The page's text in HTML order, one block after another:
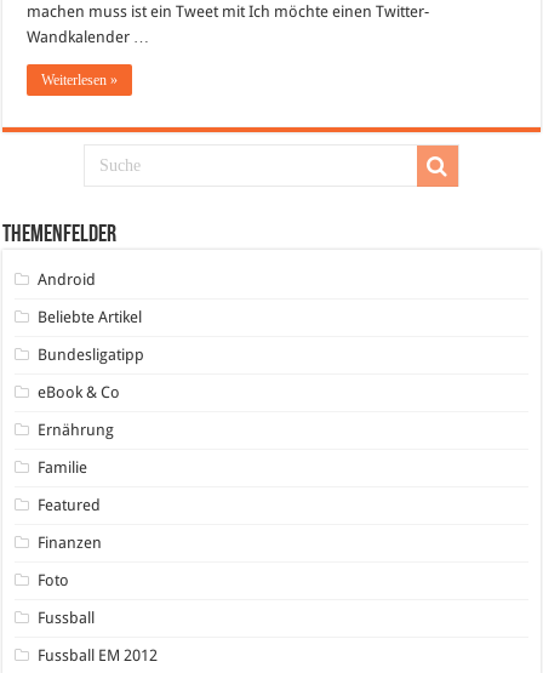
machen muss ist ein Tweet mit Ich möchte einen Twitter-
Wandkalender …
Weiterlesen »
Themenfelder
Android
Beliebte Artikel
Bundesligatipp
eBook & Co
Ernährung
Familie
Featured
Finanzen
Foto
Fussball
Fussball EM 2012